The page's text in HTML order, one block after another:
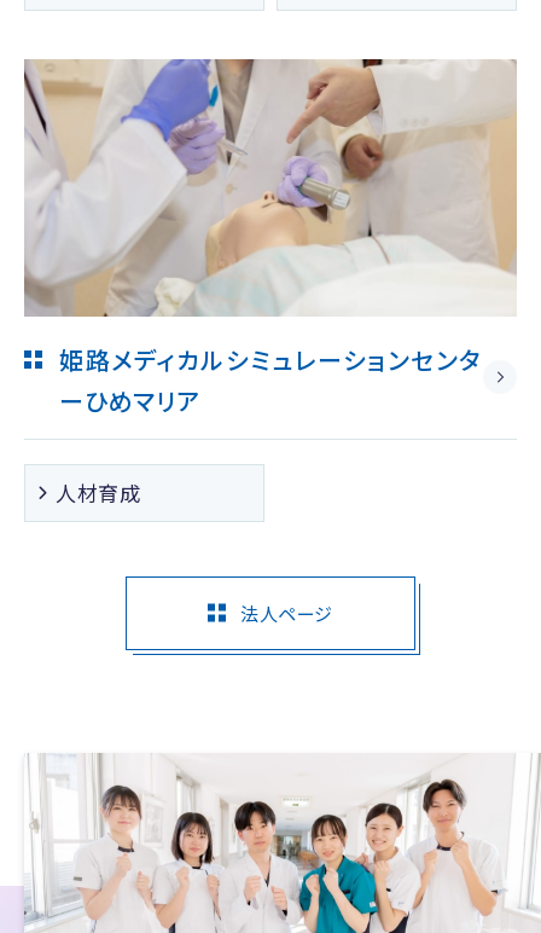
姫路メディカルシミュレーションセンタ
ーひめマリア
人材育成
法人ページ